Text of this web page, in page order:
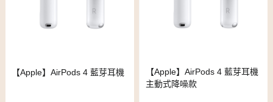
【Apple】AirPods 4 藍芽耳機
【Apple】AirPods 4 藍芽耳機
主動式降噪款